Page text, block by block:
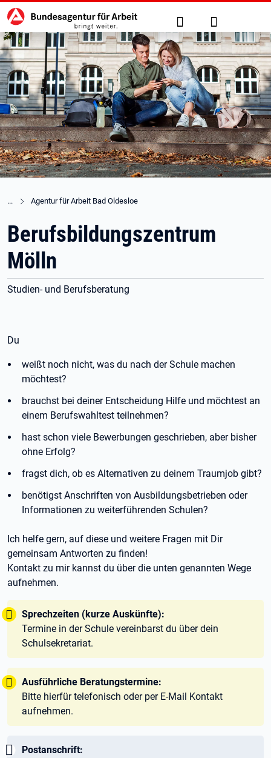
zu den Hauptinhalten springen
Hauptnavigation Suche Anmelden
Agentur für Arbeit Bad Oldesloe
Berufsbildungszentrum
Mölln
Studien- und Berufsberatung
Du
weißt noch nicht, was du nach der Schule machen
möchtest?
brauchst bei deiner Entscheidung Hilfe und möchtest an
einem Berufswahltest teilnehmen?
hast schon viele Bewerbungen geschrieben, aber bisher
ohne Erfolg?
fragst dich, ob es Alternativen zu deinem Traumjob gibt?
benötigst Anschriften von Ausbildungsbetrieben oder
Informationen zu weiterführenden Schulen?
Ich helfe gern, auf diese und weitere Fragen mit Dir
gemeinsam Antworten zu finden!
Kontakt zu mir kannst du über die unten genannten Wege
aufnehmen.
Tipp:
Sprechzeiten (kurze Auskünfte):
Termine in der Schule vereinbarst du über dein
Schulsekretariat.
Tipp:
Ausführliche Beratungstermine:
Bitte hierfür telefonisch oder per E-Mail Kontakt
aufnehmen.
Wichtig:
Postanschrift: